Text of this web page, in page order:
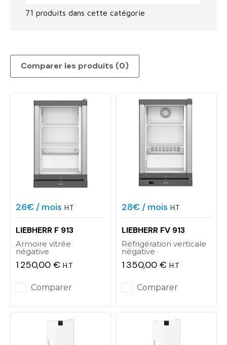
71 produits dans cette catégorie
Comparer les produits (0)‎
26€/ mois H.T
LIEBHERR F 913
Armoire vitrée
négative
1 250,00 € H.T
Comparer
28€/ mois H.T
LIEBHERR FV 913
Réfrigération verticale
négative
1 350,00 € H.T
Comparer